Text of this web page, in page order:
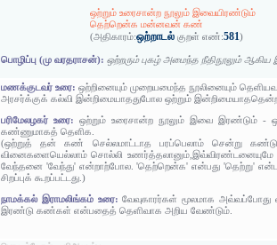
ஒற்றும் உரைசான்ற நூலும் இவையிரண்டும்
தெற்றென்க மன்னவன் கண்
(அதிகாரம்:ஒற்றாடல் குறள் எண்:581)
பொழிப்பு (மு வரதராசன்): ஒற்றரும் புகழ் அமைந்த நீதிநூலும்
மணக்குடவர் உரை:ஒற்றினையும் முறையமைந்த நூலினையும்
அரசர்க்குக் கல்வி இன்றிமையாததுபோல ஒற்றும்
பரிமேலழகர் உரை:ஒற்றும் உரைசான்ற நூலும் இவை இரண்டும்
கண்ணுமாகத் தெளிக.
(ஒற்றுத் தன் கண் செல்லமாட்டாத பரப்பெலாம் சென்று
வினைகளையெல்லாம் சொல்லி
வேந்தனை 'வேந்து' என்றாற்போல. 'தெற்றென்க' என்பது 'தெற்று'
சிறப்புக் கூறப்பட்டது.)
நாமக்கல் இராமலிங்கம் உரை:வேவுகாரர்கள் மூலமாக
இரண்டு கண்கள் என்பதைத் தெளிவாக அறிய வேண்டும்.